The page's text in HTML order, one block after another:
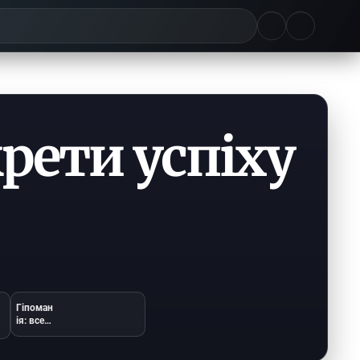
успіху
Гіпоман
ія: все,
що